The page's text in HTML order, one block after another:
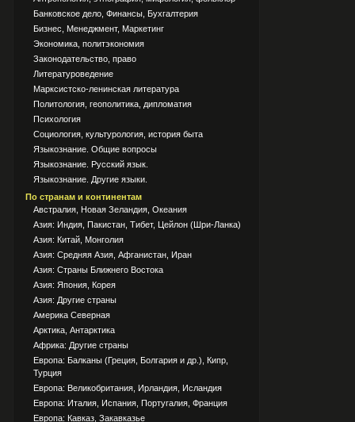
Банковское дело, Финансы, Бухгалтерия
Бизнес, Менеджмент, Маркетинг
Экономика, политэкономия
Законодательство, право
Литературоведение
Марксистско-ленинская литература
Политология, геополитика, дипломатия
Психология
Социология, культурология, история быта
Языкознание. Общие вопросы
Языкознание. Русский язык.
Языкознание. Другие языки.
По странам и континентам
Австралия, Новая Зеландия, Океания
Азия: Индия, Пакистан, Тибет, Цейлон (Шри-Ланка)
Азия: Китай, Монголия
Азия: Средняя Азия, Афганистан, Иран
Азия: Страны Ближнего Востока
Азия: Япония, Корея
Азия: Другие страны
Америка Северная
Арктика, Антарктика
Африка: Другие страны
Европа: Балканы (Греция, Болгария и др.), Кипр,
Турция
Европа: Великобритания, Ирландия, Исландия
Европа: Италия, Испания, Португалия, Франция
Европа: Кавказ, Закавказье